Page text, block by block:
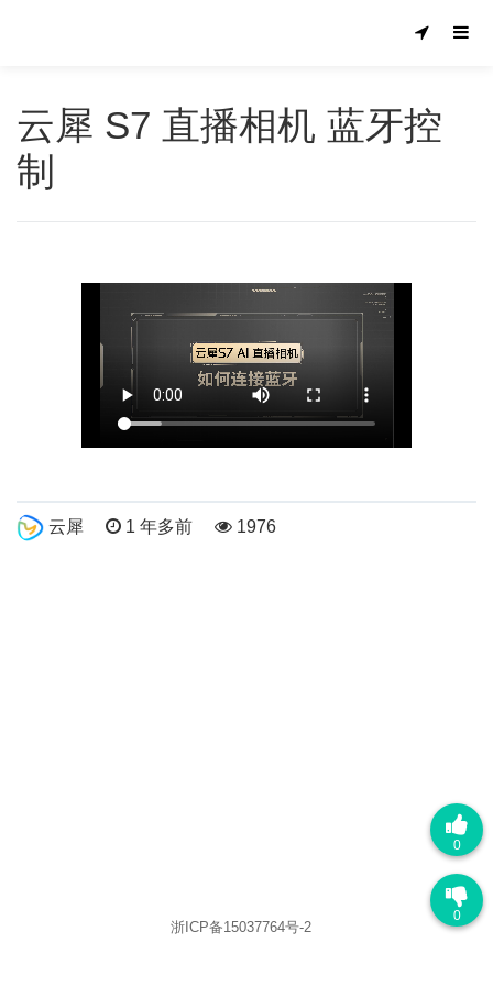
云犀 S7 直播相机 蓝牙控
制
云犀 1 年多前 1976
浙ICP备15037764号-2
0
0